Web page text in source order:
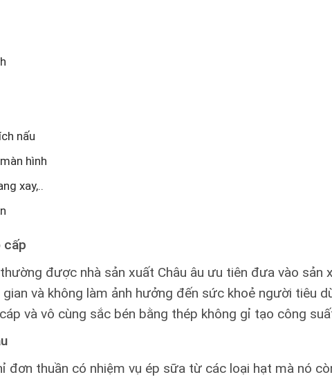
nấu
hình
xay,..
cấp
được nhà sản xuất Châu âu ưu tiên đưa vào sản
và không làm ảnh hưởng đến sức khoẻ người tiêu
và vô cùng sắc bén bằng thép không gỉ tạo công
đơn thuần có nhiệm vụ ép sữa từ các loại hạt mà nó